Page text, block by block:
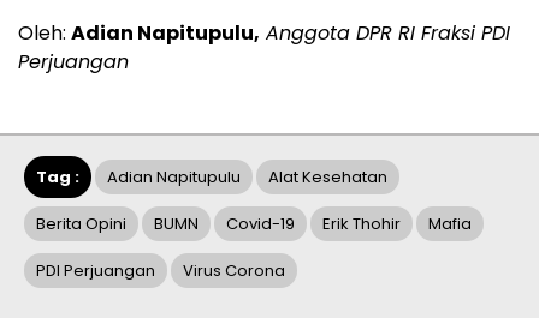
Oleh: Adian Napitupulu, Anggota DPR RI Fraksi PDI
Perjuangan
Tag : Adian Napitupulu Alat Kesehatan
Berita Opini BUMN Covid-19 Erik Thohir Mafia
PDI Perjuangan Virus Corona